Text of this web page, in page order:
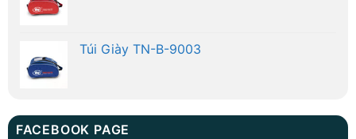
Túi Giày TN-B-9003
FACEBOOK PAGE